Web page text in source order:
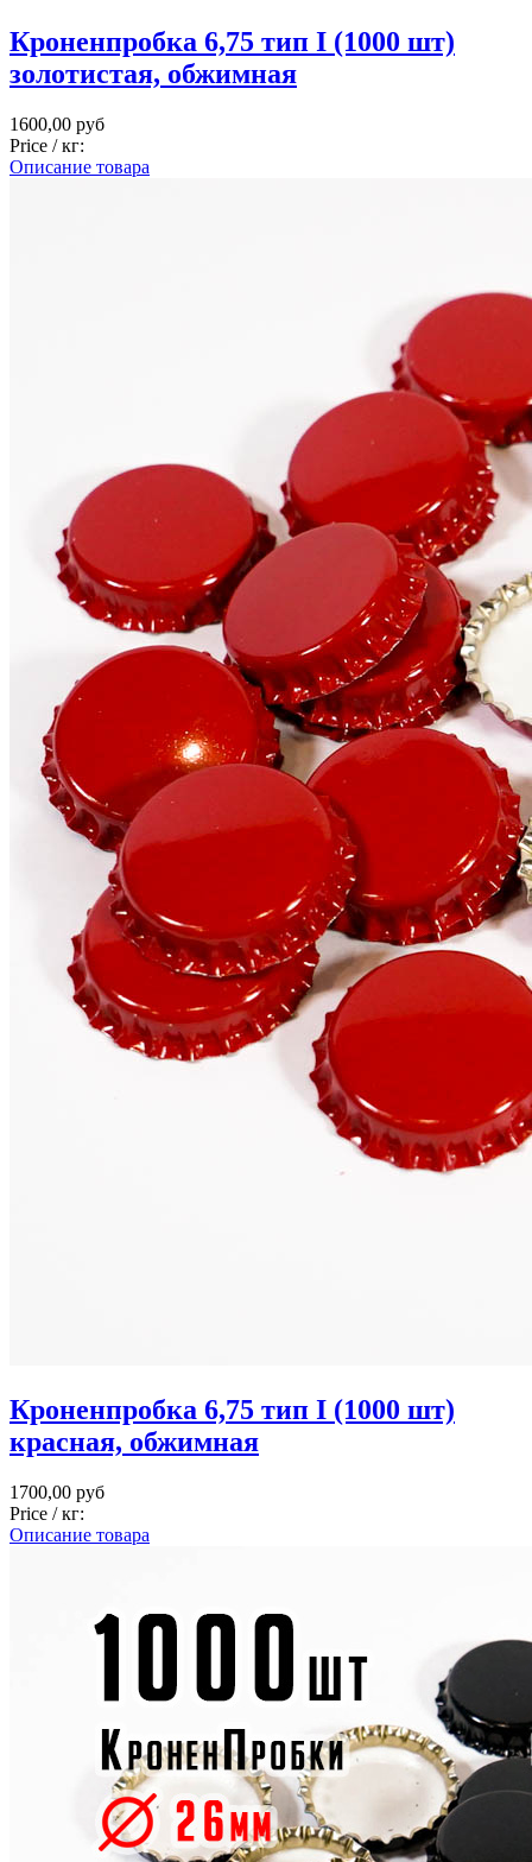
Кроненпробка 6,75 тип I (1000 шт)
золотистая, обжимная
1600,00 руб
Price / кг:
Описание товара
Кроненпробка 6,75 тип I (1000 шт)
красная, обжимная
1700,00 руб
Price / кг:
Описание товара